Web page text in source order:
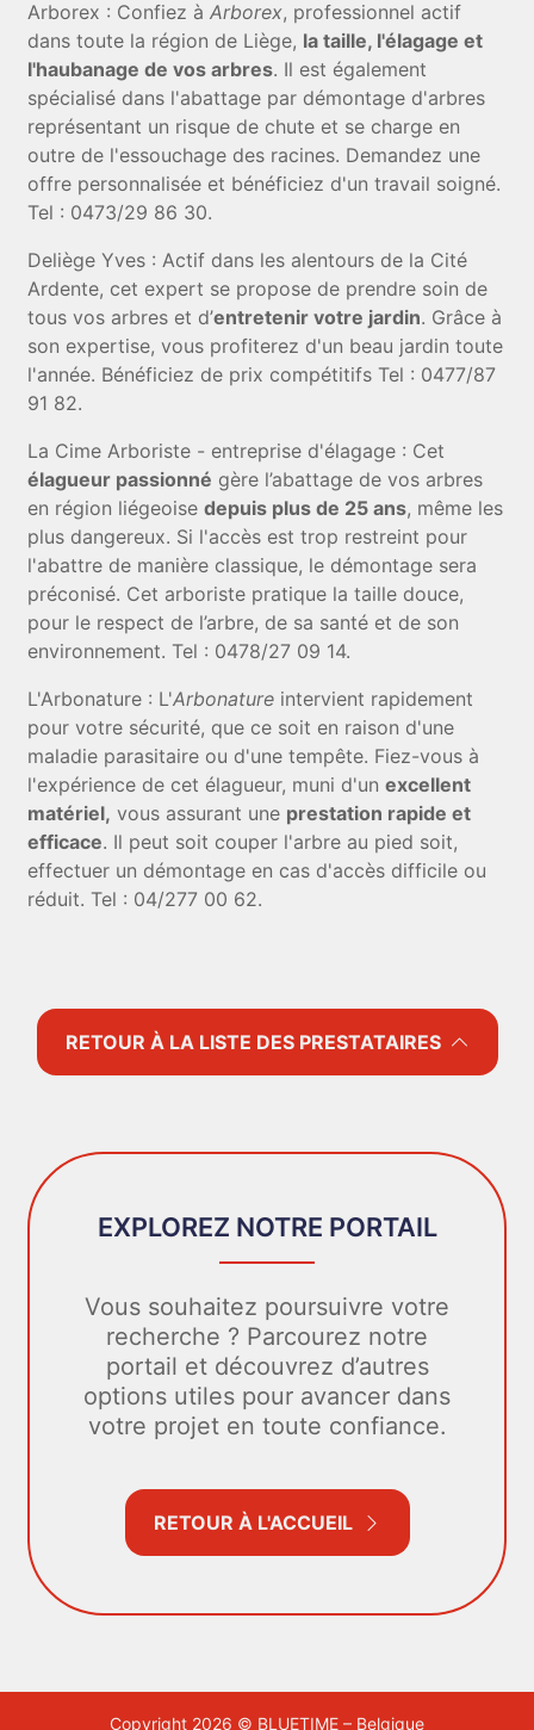
Arborex : Confiez àArborex, professionnel actif
dans toute la région de Liège, la taille, l'élagage et
l'haubanage de vos arbres. Il est également
spécialisé dans l'abattage par démontage d'arbres
représentant un risque de chute et se charge en
outre de l'essouchage des racines. Demandez une
offre personnalisée et bénéficiez d'un travail soigné.
Tel : 0473/29 86 30.
Deliège Yves : Actif dans les alentours de la Cité
Ardente, cet expert se propose de prendre soin de
tous vos arbres et d’entretenir votre jardin. Grâce à
son expertise, vous profiterez d'un beau jardin toute
l'année. Bénéficiez de prix compétitifs Tel : 0477/87
91 82.
La Cime Arboriste - entreprise d'élagage : Cet
élagueur passionné gère l’abattage de vos arbres
en région liégeoisedepuis plus de 25 ans, même les
plus dangereux. Si l'accès est trop restreint pour
l'abattre de manière classique, le démontage sera
préconisé. Cet arboriste pratique la taille douce,
pour le respect de l’arbre, de sa santé et de son
environnement. Tel : 0478/27 09 14.
L'Arbonature : L'Arbonature intervient rapidement
pour votre sécurité, que ce soit en raison d'une
maladie parasitaire ou d'une tempête. Fiez-vous à
l'expérience de cet élagueur, muni d'unexcellent
matériel, vous assurant une prestation rapide et
efficace. Il peut soit couper l'arbre au pied soit,
effectuer un démontage en cas d'accès difficile ou
réduit. Tel : 04/277 00 62.
RETOUR À LA LISTE DES PRESTATAIRES
EXPLOREZ NOTRE PORTAIL
Vous souhaitez poursuivre votre
recherche ? Parcourez notre
portail et découvrez d’autres
options utiles pour avancer dans
votre projet en toute confiance.
RETOUR À L'ACCUEIL
Copyright 2026 © BLUETIME – Belgique